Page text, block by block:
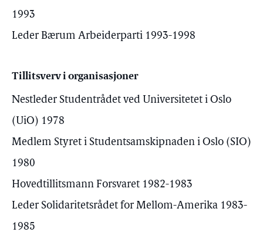
1993
Leder Bærum Arbeiderparti 1993-1998
Tillitsverv i organisasjoner
Nestleder Studentrådet ved Universitetet i Oslo
(UiO) 1978
Medlem Styret i Studentsamskipnaden i Oslo (SIO)
1980
Hovedtillitsmann Forsvaret 1982-1983
Leder Solidaritetsrådet for Mellom-Amerika 1983-
1985